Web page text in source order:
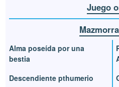
Juego
Alma poseída por una
bestia
Descendiente pthumerio